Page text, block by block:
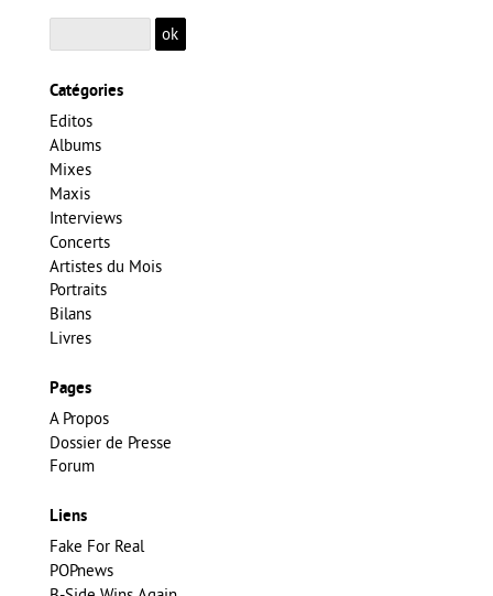
Catégories
Editos
Albums
Mixes
Maxis
Interviews
Concerts
Artistes du Mois
Portraits
Bilans
Livres
Pages
A Propos
Dossier de Presse
Forum
Liens
Fake For Real
POPnews